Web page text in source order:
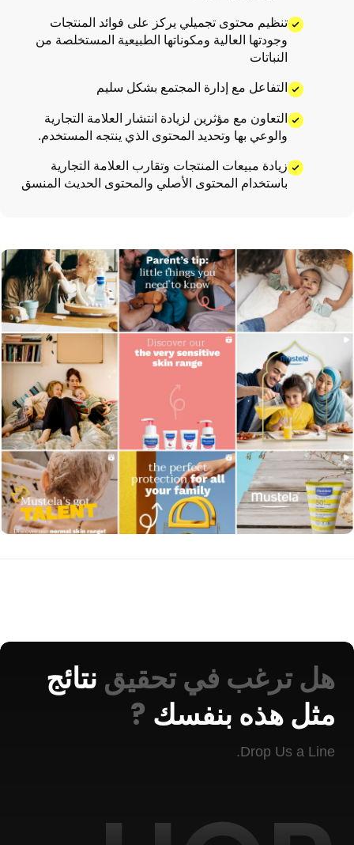
تنظيم محتوى تجميلي يركز على فوائد المنتجات
وجودتها العالية ومكوناتها الطبيعية المستخلصة من
النباتات
التفاعل مع إدارة المجتمع بشكل سليم
التعاون مع مؤثرين لزيادة انتشار العلامة التجارية
والوعي بها وتحديد المحتوى الذي ينتجه المستخدم.
زيادة مبيعات المنتجات وتقارب العلامة التجارية
باستخدام المحتوى الأصلي والمحتوى الحديث المنسق
هل ترغب في تحقيق نتائج
مثل هذه بنفسك ?
Drop Us a Line.